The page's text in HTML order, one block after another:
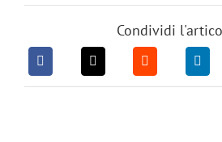
Condividi